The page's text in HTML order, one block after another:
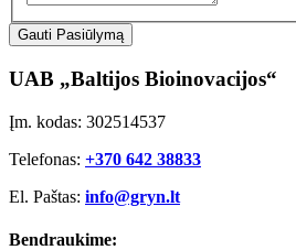
Gauti Pasiūlymą
UAB „Baltijos Bioinovacijos“
Įm. kodas: 302514537
Telefonas: +370 642 38833
El. Paštas: info@gryn.lt
Bendraukime: